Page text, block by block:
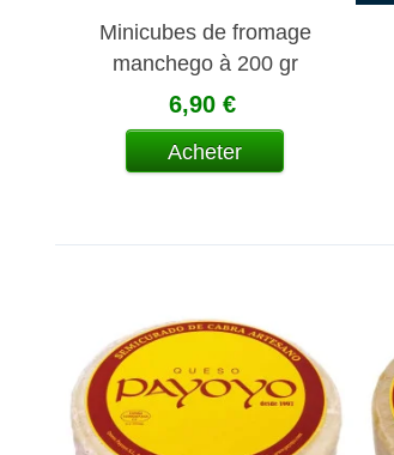
Minicubes de fromage
manchego à 200 gr
6,90 €
Acheter